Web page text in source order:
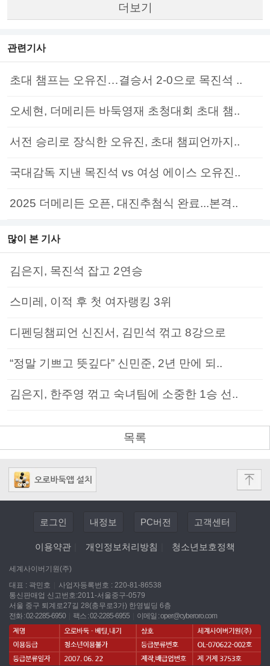
더보기
관련기사
초대 챔프는 오유진…결승서 2-0으로 목진석 ..
오세현, 더메리든 바둑영재 초청대회 초대 챔..
서전 승리로 장식한 오유진, 초대 챔피언까지..
국대감독 지낸 목진석 vs 여성 에이스 오유진..
2025 더메리든 오픈, 대진추첨식 완료...본격..
많이 본 기사
김은지, 목진석 잡고 2연승
스미레, 이적 후 첫 여자랭킹 3위
디펜딩챔피언 신진서, 김민석 꺾고 8강으로
“정말 기쁘고 뜻깊다” 신민준, 2년 만에 되..
김은지, 한주영 꺾고 숙녀팀에 소중한 1승 선..
목록
로그인 내정보 PC버전 고객센터
이용약관 개인정보처리방침 청소년보호정책
세계사이버기원(주)
대표 : 곽민호
사업자등록번호 : 220-81-86538
통신판매업 신고번호:2011-서울중구-0579
서울 중구 퇴계로27길 28(충무로3가) 한영빌딩 6층
전화 : 02-2285-6950
팩스 : 02-2285-6955 이메일 :oper@cyberoro.com